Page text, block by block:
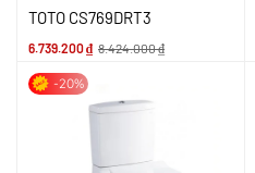
TOTO CS769DRT3
6.739.200₫ 8.424.000₫
-20%